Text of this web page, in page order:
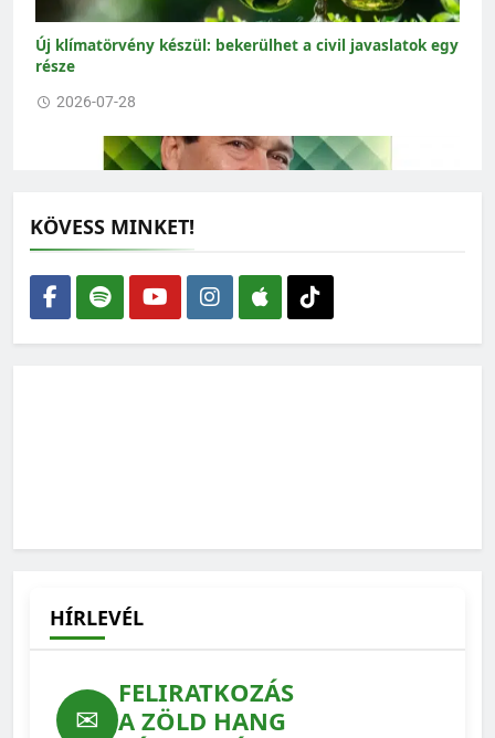
Új klímatörvény készül: bekerülhet a civil javaslatok egy
része
2026-07-28
Lehet-e rendszerkritika nélkül zöldnek lenni?
2026-07-27
2026-07-15
KÖVESS MINKET!
HÍRLEVÉL
✉
FELIRATKOZÁS
A ZÖLD HANG